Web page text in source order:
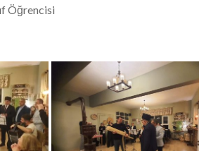
Öğrencisi